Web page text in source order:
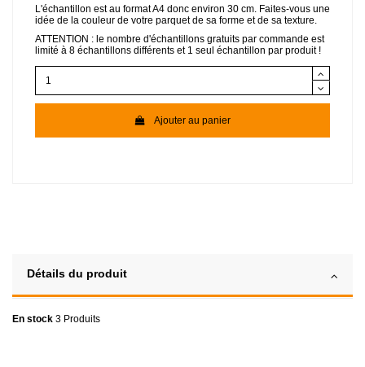
L'échantillon est au format A4 donc environ 30 cm. Faites-vous une
idée de la couleur de votre parquet de sa forme et de sa texture.
ATTENTION : le nombre d'échantillons gratuits par commande est
limité à 8 échantillons différents et 1 seul échantillon par produit !
Ajouter au panier
Détails du produit
En stock 3 Produits